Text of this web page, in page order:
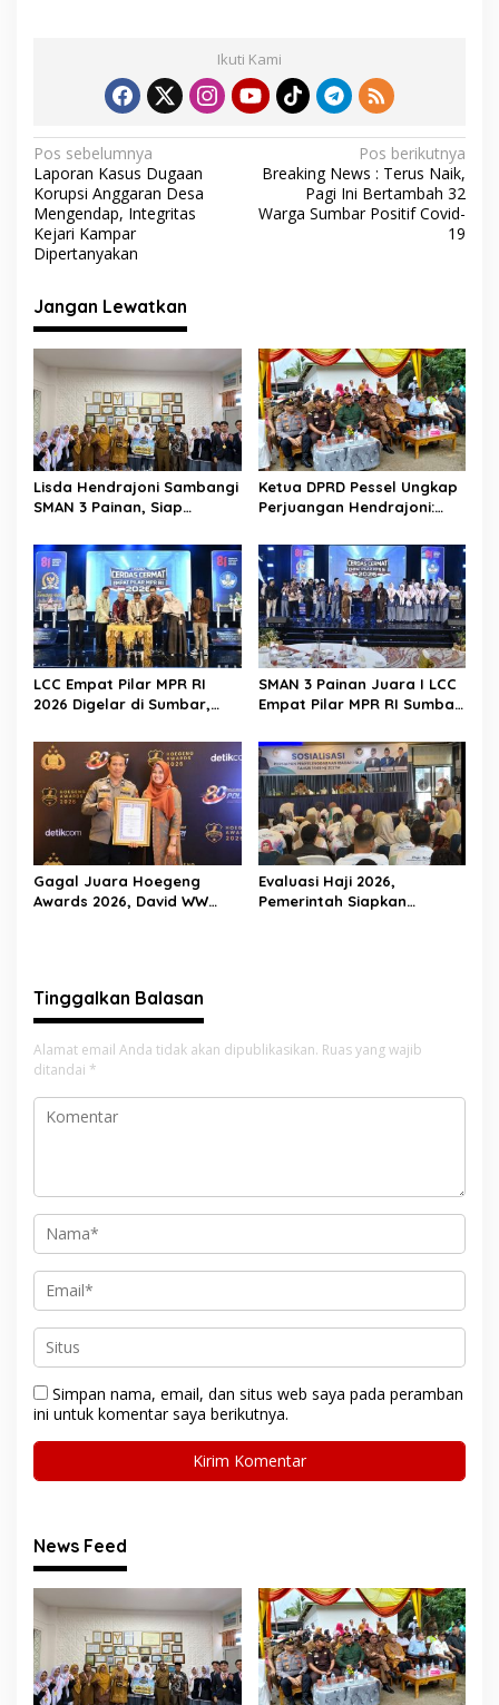
o
k
er s
A
p
p
e
gr
a
m
ai
l e
Ikuti Kami
N
a
v
i
a
s
i
p
o
s
Pos sebelumnya
Laporan Kasus Dugaan
Korupsi Anggaran Desa
Mengendap, Integritas
Kejari Kampar
Dipertanyakan
Pos berikutnya
Breaking News : Terus Naik,
Pagi Ini Bertambah 32
Warga Sumbar Positif Covid-
19
Jangan Lewatkan
Lisda Hendrajoni Sambangi
SMAN 3 Painan, Siap
LCC Empat Pilar di Jakarta
Ketua DPRD Pessel Ungkap
Perjuangan Hendrajoni:
Jemput Anggaran
LCC Empat Pilar MPR RI
2026 Digelar di Sumbar,
Pentingnya Karakter
Generasi Muda
SMAN 3 Painan Juara I LCC
Empat Pilar MPR RI Sumbar,
Nasional Jakarta
Gagal Juara Hoegeng
Awards 2026, David WW
Evaluasi Haji 2026,
Pemerintah Siapkan
Tinggalkan Balasan
Alamat email Anda tidak akan dipublikasikan. Ruas yang wajib
ditandai *
Simpan nama, email, dan situs web saya pada peramban
ini untuk komentar saya berikutnya.
News Feed